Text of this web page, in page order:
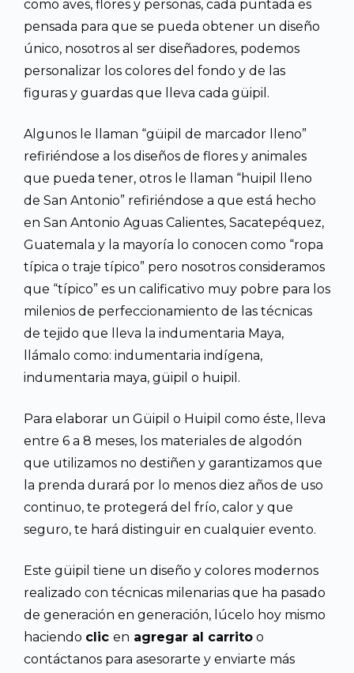
como aves, flores y personas, cada puntada es
pensada para que se pueda obtener un diseño
único, nosotros al ser diseñadores, podemos
personalizar los colores del fondo y de las
figuras y guardas que lleva cada güipil.
Algunos le llaman “güipil de marcador lleno”
refiriéndose a los diseños de flores y animales
que pueda tener, otros le llaman “huipil lleno
de San Antonio” refiriéndose a que está hecho
en San Antonio Aguas Calientes, Sacatepéquez,
Guatemala y la mayoría lo conocen como “ropa
típica o traje típico” pero nosotros consideramos
que “típico” es un calificativo muy pobre para los
milenios de perfeccionamiento de las técnicas
de tejido que lleva la indumentaria Maya,
llámalo como: indumentaria indígena,
indumentaria maya, güipil o huipil.
Para elaborar un Güipil o Huipil como éste, lleva
entre 6 a 8 meses, los materiales de algodón
que utilizamos no destiñen y garantizamos que
la prenda durará por lo menos diez años de uso
continuo, te protegerá del frío, calor y que
seguro, te hará distinguir en cualquier evento.
Este güipil tiene un diseño y colores modernos
realizado con técnicas milenarias que ha pasado
de generación en generación, lúcelo hoy mismo
haciendo clic en agregar al carrito o
contáctanos para asesorarte y enviarte más